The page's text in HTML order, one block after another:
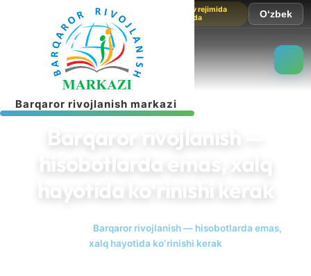
Barqaror rivojlanish markazi
Sayt sinov rejimida
ishlamoqda
O‘zbek
Barqaror rivojlanish —
hisobotlarda emas, xalq
hayotida koʻrinishi kerak
Barqaror rivojlanish — hisobotlarda emas,
xalq hayotida koʻrinishi kerak